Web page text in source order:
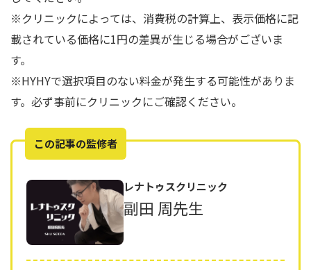
※クリニックによっては、消費税の計算上、表示価格に記
載されている価格に1円の差異が生じる場合がございま
す。
※HYHYで選択項目のない料金が発生する可能性がありま
す。必ず事前にクリニックにご確認ください。
この記事の監修者
レナトゥスクリニック
副田 周先生